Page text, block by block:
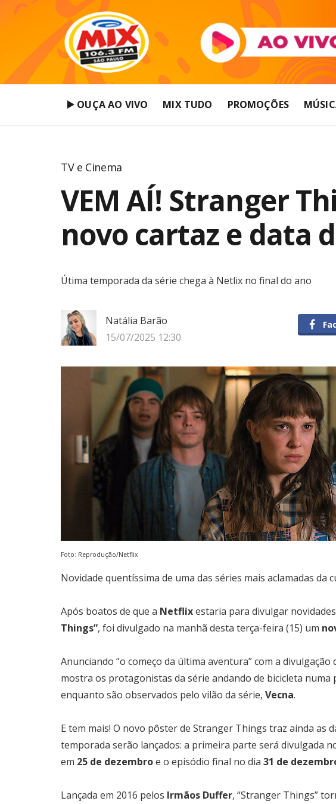
▶️ OUÇA AO VIVO MIX TUDO PROMOÇÕES
TV e Cinema
VEM AÍ! Stranger
novo cartaz e data
Útima temporada da série chega à Netlix no final do ano
Natália Barão
15/07/2025 12:30
Foto: Reprodução/Netflix
Novidade quentíssima de uma das séries mais aclamadas da
Após boatos de que a Netflixestaria para divulgar
Things”, foi divulgado na manhã desta terça-feira (15) um
Anunciando “o começo da última aventura” com a
mostra os protagonistas da série andando de bicicleta numa
enquanto são observados pelo vilão da série, Vecna.
E tem mais! O novo pôster de Stranger Things traz ainda as
temporada serão lançados: a primeira parte será divulgada
em 25 de dezembroe o episódio final no dia 31 de
Lançada em 2016 pelos Irmãos Duffer, “Stranger Things”